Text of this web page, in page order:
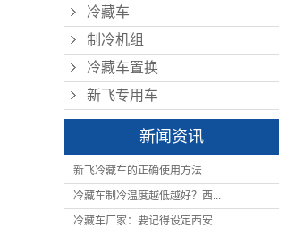
冷藏车
制冷机组
冷藏车置换
新飞专用车
新闻资讯
新飞冷藏车的正确使用方法
冷藏车制冷温度越低越好？西...
冷藏车厂家：要记得设定西安...